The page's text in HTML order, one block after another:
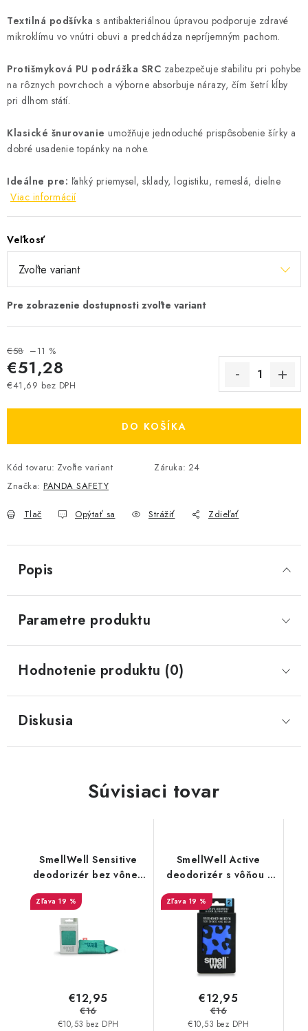
Textilná podšívka s antibakteriálnou úpravou podporuje zdravé
mikroklímu vo vnútri obuvi a predchádza nepríjemným pachom.
Protišmyková PU podrážka SRC zabezpečuje stabilitu pri pohybe
na rôznych povrchoch a výborne absorbuje nárazy, čím šetrí kĺby
pri dlhom státí.
Klasické šnurovanie umožňuje jednoduché prispôsobenie šírky a
dobré usadenie topánky na nohe.
Ideálne pre: ľahký priemysel, sklady, logistiku, remeslá, dielne
Viac informácií
Veľkosť
€58 –11 %
€51,28
€41,69 bez DPH
DO KOŠÍKA
Kód tovaru: Zvoľte variant Záruka: 24
Značka: PANDA SAFETY
Tlač Opýtať sa Strážiť Zdieľať
Popis
Parametre produktu
Hodnotenie produktu (0)
Diskusia
Súvisiaci tovar
SmellWell Sensitive
deodorizér bez vône -
Green
19 %
€10,53 bez DPH
€12,95
€16
SmellWell Active
deodorizér s vôňou -
Leopard Blue
19 %
€10,53 bez DPH
€12,95
€16